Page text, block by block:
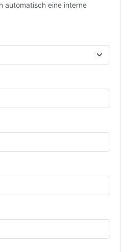
automatisch eine interne